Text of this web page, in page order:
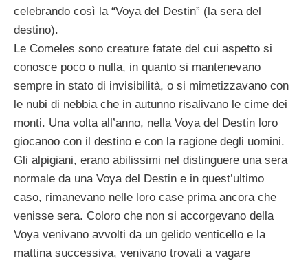
celebrando così la “Voya del Destin” (la sera del
destino).
Le Comeles sono creature fatate del cui aspetto si
conosce poco o nulla, in quanto si mantenevano
sempre in stato di invisibilità, o si mimetizzavano con
le nubi di nebbia che in autunno risalivano le cime dei
monti. Una volta all’anno, nella Voya del Destin loro
giocanoo con il destino e con la ragione degli uomini.
Gli alpigiani, erano abilissimi nel distinguere una sera
normale da una Voya del Destin e in quest’ultimo
caso, rimanevano nelle loro case prima ancora che
venisse sera. Coloro che non si accorgevano della
Voya venivano avvolti da un gelido venticello e la
mattina successiva, venivano trovati a vagare